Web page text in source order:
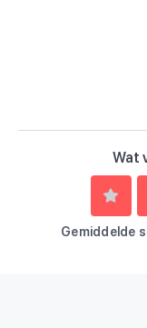
Wat
Gemiddelde